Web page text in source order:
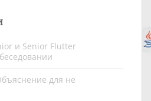
и Senior Flutter
для не